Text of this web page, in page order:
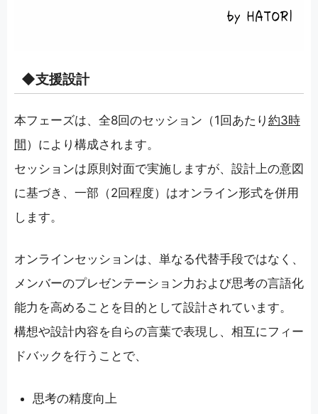
◆支援設計
本フェーズは、全8回のセッション（1回あたり 約3時
間）により構成されます。
セッションは原則対面で実施しますが、設計上の意図
に基づき、一部（2回程度）はオンライン形式を併用
します。
オンラインセッションは、単なる代替手段ではなく、
メンバーのプレゼンテーション力および思考の言語化
能力を高めることを目的として設計されています。
構想や設計内容を自らの言葉で表現し、相互にフィー
ドバックを行うことで、
思考の精度向上